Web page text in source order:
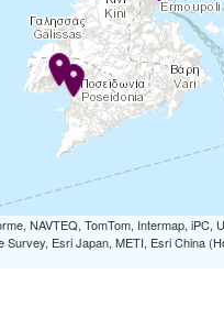
NAVTEQ, TomTom, Intermap, iPC,
Esri Japan, METI, Esri China